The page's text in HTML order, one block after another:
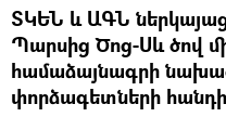
ՏԿԵՆ և ԱԳՆ
Պարսից Ծոց-Սև ծով
համաձայնագրի
փորձագետների